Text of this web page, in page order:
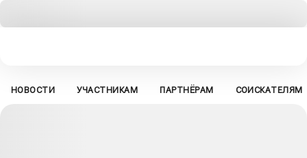
НОВОСТИ УЧАСТНИКАМ ПАРТНЁРАМ СОИСКАТЕЛЯМ